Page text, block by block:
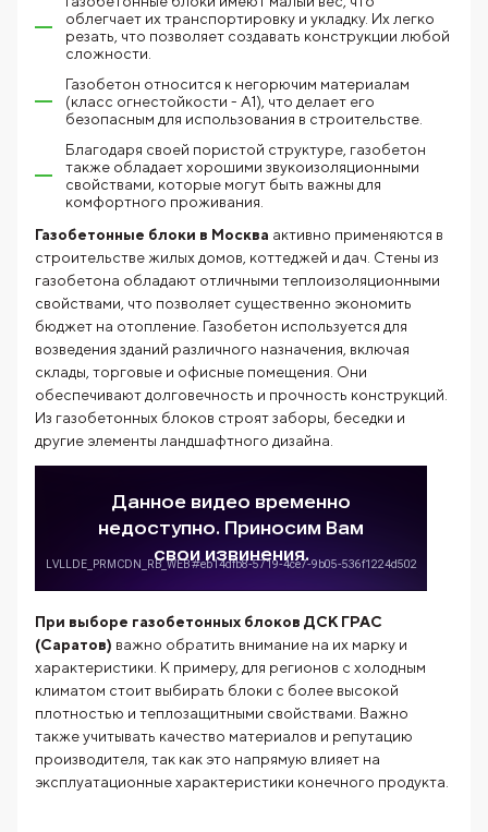
облегчает их транспортировку и укладку. Их легко
резать, что позволяет создавать конструкции любой
сложности.
Газобетон относится к негорючим материалам
(класс огнестойкости - А1), что делает его
безопасным для использования в строительстве.
Благодаря своей пористой структуре, газобетон
также обладает хорошими звукоизоляционными
свойствами, которые могут быть важны для
комфортного проживания.
Газобетонные блоки в Москва активно применяются в
строительстве жилых домов, коттеджей и дач. Стены из
газобетона обладают отличными теплоизоляционными
свойствами, что позволяет существенно экономить
бюджет на отопление. Газобетон используется для
возведения зданий различного назначения, включая
склады, торговые и офисные помещения. Они
обеспечивают долговечность и прочность конструкций.
Из газобетонных блоков строят заборы, беседки и
другие элементы ландшафтного дизайна.
При выборе газобетонных блоков ДСК ГРАС
(Саратов) важно обратить внимание на их марку и
характеристики. К примеру, для регионов с холодным
климатом стоит выбирать блоки с более высокой
плотностью и теплозащитными свойствами. Важно
также учитывать качество материалов и репутацию
производителя, так как это напрямую влияет на
эксплуатационные характеристики конечного продукта.